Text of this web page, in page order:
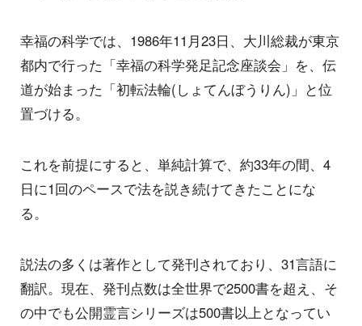
幸福の科学では、1986年11月23日、大川総裁が東京
都内で行った「幸福の科学発足記念座談会」を、伝
道が始まった「初転法輪(しょてんぼうりん)」と位
置づける。
これを前提にすると、単純計算で、約33年の間、4
日に1回のペースで法を説き続けてきたことにな
る。
説法の多くは著作として発刊されており、31言語に
翻訳。現在、発刊点数は全世界で2500書を超え、そ
の中でも公開霊言シリーズは500書以上となってい